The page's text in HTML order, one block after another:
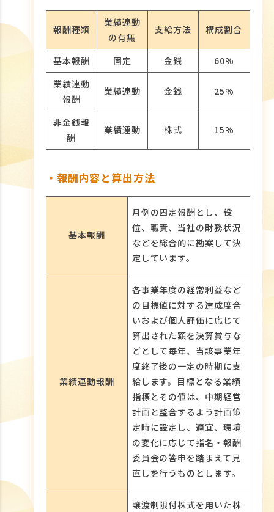
報酬種類
業績連動
の有無
支給方法 構成割合
基本報酬 固定 金銭
60%
業績連動
報酬
業績連動 金銭 25%
非金銭報
酬
業績連動 株式 15%
・報酬内容と算出方法
基本報酬
月例の固定報酬とし、役
位、職責、当社の財務状況
などを総合的に勘案して決
定しています。
業績連動報酬
各事業年度の経常利益など
の目標値に対する達成度合
いおよび個人評価に応じて
算出された額を決算賞与な
どとして毎年、当該事業年
度終了後の一定の時期に支
給します。目標となる業績
指標とその値は、中期経営
計画と整合するよう計画策
定時に設定し、適宜、環境
の変化に応じて指名・報酬
委員会の答申を踏まえて見
直しを行うものとします。
譲渡制限付株式を用いた株